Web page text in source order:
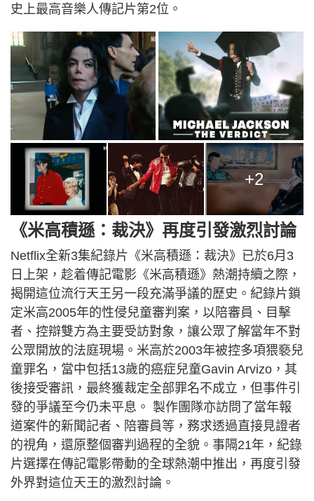
史上最高音樂人傳記片第2位。
+2
《米高積遜：裁決》再度引發激烈討論
Netflix全新3集紀錄片《米高積遜：裁決》已於6月3
日上架，趁着傳記電影《米高積遜》熱潮持續之際，
揭開這位流行天王另一段充滿爭議的歷史。紀錄片鎖
定米高2005年的性侵兒童審判案，以陪審員、目擊
者、控辯雙方為主要受訪對象，讓公眾了解當年不對
公眾開放的法庭現場。米高於2003年被控多項猥褻兒
童罪名，當中包括13歲的癌症兒童Gavin Arvizo，其
後接受審訊，最終獲裁定全部罪名不成立，但事件引
發的爭議至今仍未平息。 製作團隊亦訪問了當年報
道案件的新聞記者、陪審員等，務求透過直接見證者
的視角，還原整個審判過程的全貌。事隔21年，紀錄
片選擇在傳記電影帶動的全球熱潮中推出，再度引發
外界對這位天王的激烈討論。